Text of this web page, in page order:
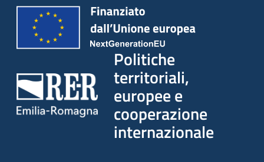
Politiche
territoriali,
europee e
cooperazione
internazionale